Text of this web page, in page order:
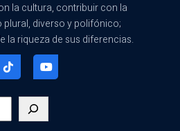
la cultura, contribuir con la
diverso y polifónico;
la riqueza de sus diferencias.